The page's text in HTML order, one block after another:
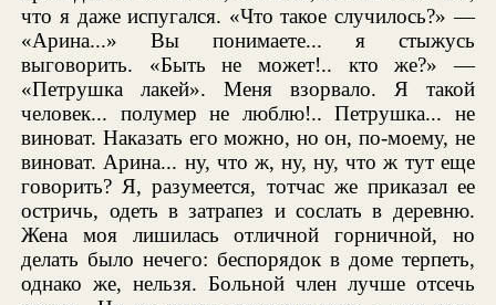
что я даже испугался. «Что такое случилось?» —
«Арина...» Вы понимаете... я стыжусь
выговорить. «Быть не может!.. кто же?» —
«Петрушка лакей». Меня взорвало. Я такой
человек... полумер не люблю!.. Петрушка... не
виноват. Наказать его можно, но он, по-моему, не
виноват. Арина... ну, что ж, ну, ну, что ж тут еще
говорить? Я, разумеется, тотчас же приказал ее
остричь, одеть в затрапез и сослать в деревню.
Жена моя лишилась отличной горничной, но
делать было нечего: беспорядок в доме терпеть,
однако же, нельзя. Больной член лучше отсечь